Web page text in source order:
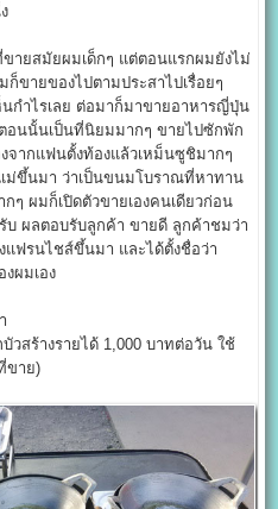
ยสมัยผมเด็กๆ แต่ตอนแรกผมยังไม่
ขายของไปตามประสาไปเรื่อยๆ
กำไรเลย ต่อมาก็มาขายอาหารญี่ปุ่น
อนนั้นเป็นที่นิยมมากๆ ขายไปซักพัก
จากแฟนตั้งท้องแล้วเหม็นซูชิมากๆ
ม่ขึ้นมา ว่าเป็นขนมโบราณที่หาทาน
ๆ ผมก็เปิดตัวขายเองคนเดียวก่อน
บ ผลตอบรับลูกค้า ขายดี ลูกค้าชมว่า
แฟรนไชส์ขึ้นมา และได้ตั้งชื่อว่า
ผมเอง
วสร้างรายได้ 1,000 บาทต่อวัน ใช้
ขาย)